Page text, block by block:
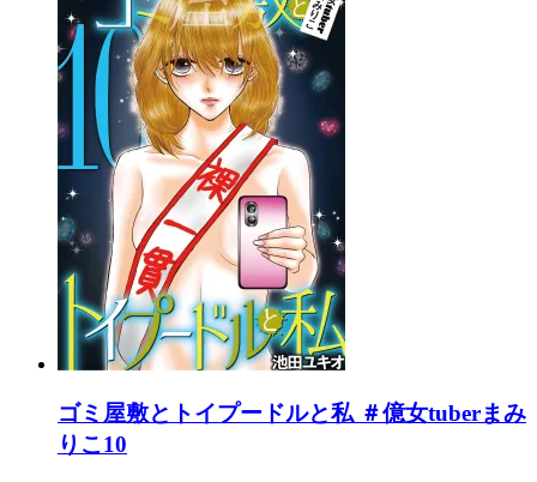
ゴミ屋敷とトイプードルと私 ＃億女tuberまみ
りこ10